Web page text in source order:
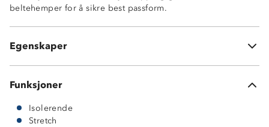
beltehemper for å sikre best passform.
Egenskaper
Enkel trykknapp med borrelås i front
OekoTex® standard 100
Funksjoner
Isolerende
Stretch